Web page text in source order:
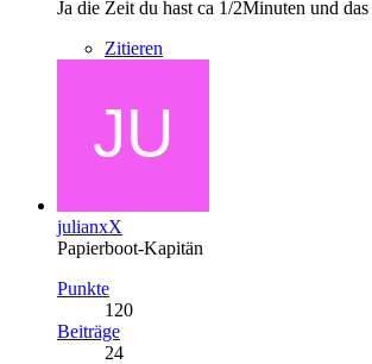
Ja die Zeit du hast ca 1/2Minuten und
Zitieren
julianxX
Papierboot-Kapitän
Punkte
120
Beiträge
24